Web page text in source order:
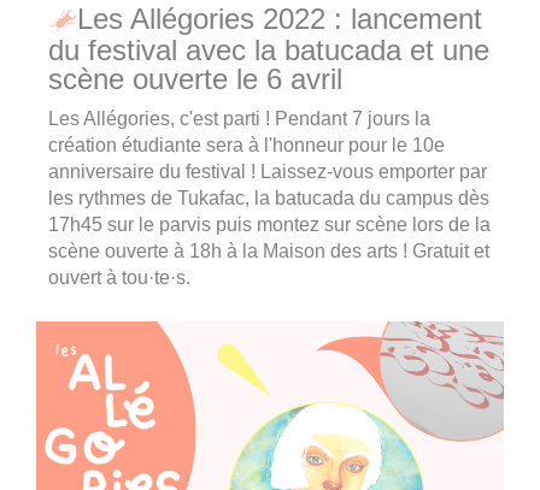
Les Allégories 2022 : lancement
du festival avec la batucada et une
scène ouverte le 6 avril
Les Allégories, c'est parti ! Pendant 7 jours la
création étudiante sera à l'honneur pour le 10e
anniversaire du festival ! Laissez-vous emporter par
les rythmes de Tukafac, la batucada du campus dès
17h45 sur le parvis puis montez sur scène lors de la
scène ouverte à 18h à la Maison des arts ! Gratuit et
ouvert à tou·te·s.